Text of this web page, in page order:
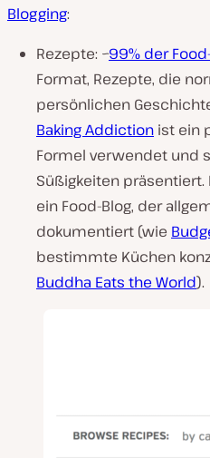
Blogging:
Rezepte: ~99% der
Format, Rezepte, die
persönlichen
Baking Addiction ist ein
Formel verwendet und
Süßigkeiten präsentiert.
ein Food-Blog, der
dokumentiert (wie
bestimmte Küchen
Buddha Eats the World).